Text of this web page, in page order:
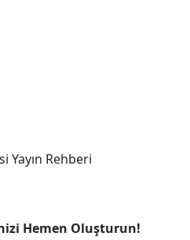
Yayın Rehberi
Hemen Oluşturun!